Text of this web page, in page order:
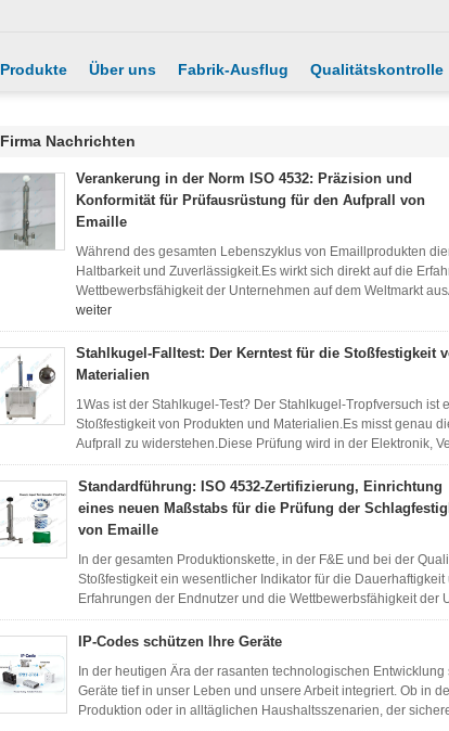
Produkte Über uns Fabrik-Ausflug Qualitätskontrolle
Firma Nachrichten
Verankerung in der Norm ISO 4532: Präzision und
Konformität für Prüfausrüstung für den Aufprall von
Emaille
Während des gesamten Lebenszyklus von Emaillprodukten
Haltbarkeit und Zuverlässigkeit.Es wirkt sich direkt auf die
Wettbewerbsfähigkeit der Unternehmen auf dem Weltmarkt
weiter
Stahlkugel-Falltest: Der Kerntest für die Stoßfestigkeit
Materialien
1Was ist der Stahlkugel-Test? Der Stahlkugel-Tropfversuch
Stoßfestigkeit von Produkten und Materialien.Es misst genau
Aufprall zu widerstehen.Diese Prüfung wird in der Elektronik,
Standardführung: ISO 4532-Zertifizierung, Einrichtung
eines neuen Maßstabs für die Prüfung der
von Emaille
In der gesamten Produktionskette, in der F&E und bei der
Stoßfestigkeit ein wesentlicher Indikator für die
Erfahrungen der Endnutzer und die Wettbewerbsfähigkeit der
IP-Codes schützen Ihre Geräte
In der heutigen Ära der rasanten technologischen
Geräte tief in unser Leben und unsere Arbeit integriert. Ob in
Produktion oder in alltäglichen Haushaltsszenarien, der